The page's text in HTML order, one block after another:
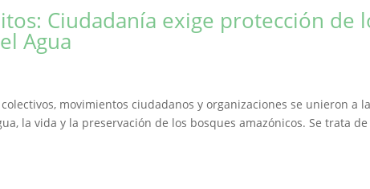
Ciudadanía exige protección de
Agua
movimientos ciudadanos y organizaciones se unieron a
la vida y la preservación de los bosques amazónicos. Se trata